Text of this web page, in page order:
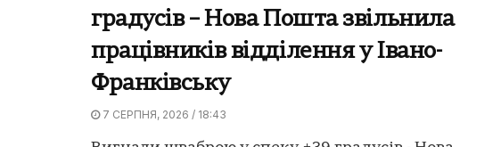
градусів – Нова Пошта звільнила
працівників відділення у Івано-
Франківську
7 СЕРПНЯ, 2026 / 18:43